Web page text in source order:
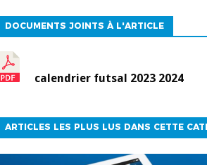
DOCUMENTS JOINTS À L'ARTICLE
calendrier futsal 2023 2024
ARTICLES LES PLUS LUS DANS CETTE